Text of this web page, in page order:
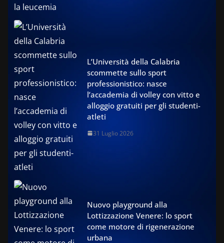
L’Università della Calabria
scommette sullo sport
professionistico: nasce
l’accademia di volley con vitto e
alloggio gratuiti per gli studenti-
atleti
31 Luglio 2026
Nuovo playground alla
Lottizzazione Venere: lo sport
come motore di rigenerazione
urbana